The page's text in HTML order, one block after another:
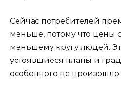
Сейчас потребителей
меньше, потому что цены
меньшему кругу людей.
устоявшиеся планы и
особенного не произошло.